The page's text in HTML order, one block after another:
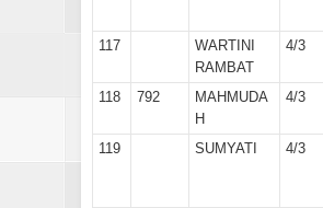
117
WARTINI
RAMBAT
4/3
118
792
MAHMUDA
H
4/3
119
SUMYATI 4/3